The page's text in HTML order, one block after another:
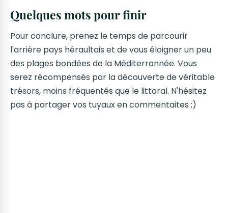
Quelques mots pour finir
Pour conclure, prenez le temps de parcourir
l'arrière pays héraultais et de vous éloigner un peu
des plages bondées de la Méditerrannée. Vous
serez récompensés par la découverte de véritable
trésors, moins fréquentés que le littoral. N'hésitez
pas à partager vos tuyaux en commentaites ;)